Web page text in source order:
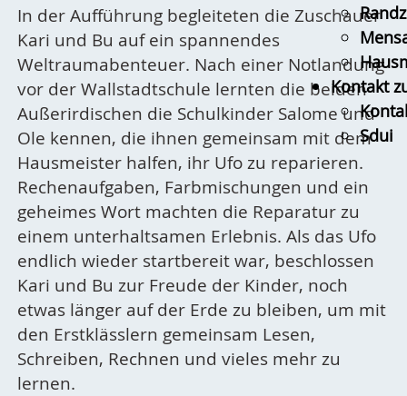
Kontakt
Sdui
In der Aufführung begleiteten die Zuschauer
Kari und Bu auf ein spannendes
Weltraumabenteuer. Nach einer Notlandung
vor der Wallstadtschule lernten die beiden
Außerirdischen die Schulkinder Salome und
Ole kennen, die ihnen gemeinsam mit dem
Hausmeister halfen, ihr Ufo zu reparieren.
Rechenaufgaben, Farbmischungen und ein
geheimes Wort machten die Reparatur zu
einem unterhaltsamen Erlebnis. Als das Ufo
endlich wieder startbereit war, beschlossen
Kari und Bu zur Freude der Kinder, noch
etwas länger auf der Erde zu bleiben, um mit
den Erstklässlern gemeinsam Lesen,
Schreiben, Rechnen und vieles mehr zu
lernen.